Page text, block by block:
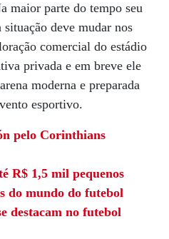
maior parte do tempo seu
situação deve mudar nos
comercial do estádio
privada e em breve ele
moderna e preparada
esportivo.
pelo Corinthians
R$ 1,5 mil pequenos
do mundo do futebol
destacam no futebol